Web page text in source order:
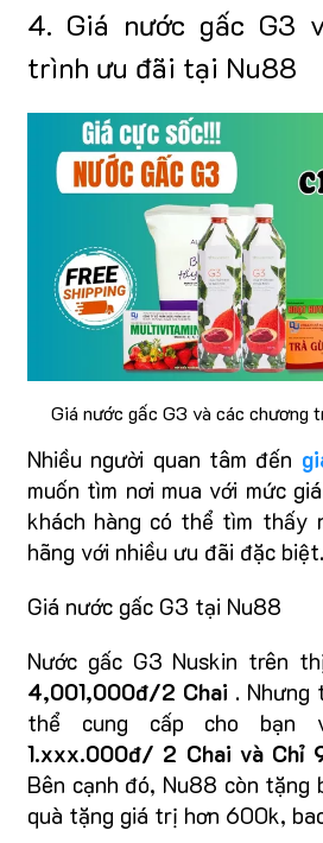
4. Giá nước gấc G3
trình ưu đãi tại Nu88
Giá nước gấc G3 và các chương
Nhiều người quan tâm đến
muốn tìm nơi mua với mức
khách hàng có thể tìm thấy
hãng với nhiều ưu đãi đặc biệt.
Giá nước gấc G3 tại Nu88
Nước gấc G3 Nuskin trên
4,001,000đ/2 Chai . Nhưng
thể cung cấp cho bạn
1.xxx.000đ/ 2 Chai và Chỉ
Bên cạnh đó, Nu88 còn tặng
quà tặng giá trị hơn 600k,